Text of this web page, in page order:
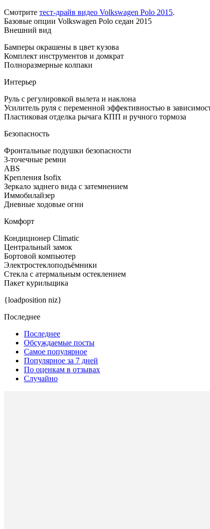
Смотрите тест-драйв видео Volkswagen Polo 2015.
Базовые опции Volkswagen Polo седан 2015
Внешний вид
Бамперы окрашены в цвет кузова
Комплект инструментов и домкрат
Полноразмерные колпаки
Интерьер
Руль с регулировкой вылета и наклона
Усилитель руля с переменной эффективностью в
Пластиковая отделка рычага КПП и ручного тормоза
Безопасность
Фронтальные подушки безопасности
3-точечные ремни
ABS
Крепления Isofix
Зеркало заднего вида с затемнением
Иммобилайзер
Дневные ходовые огни
Комфорт
Кондиционер Climatic
Центральный замок
Бортовой компьютер
Электростеклоподъёмники
Стекла с атермальным остеклением
Пакет курильщика
{loadposition niz}
Последнее
Последнее
Обсуждаемые посты
Самое популярное
Популярное за 7 дней
По оценкам в отзывах
Случайно